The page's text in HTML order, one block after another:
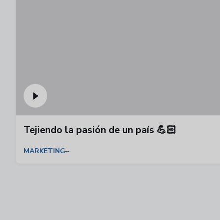
Tejiendo la pasión de un país 💪🏻
MARKETING